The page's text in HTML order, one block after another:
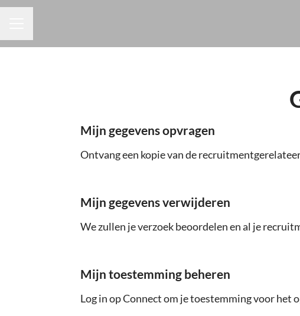
Mijn gegevens opvragen
Ontvang een kopie van de
Mijn gegevens verwijderen
We zullen je verzoek beoordelen en al je
Mijn toestemming beheren
Log in op Connect om je toestemming voor het